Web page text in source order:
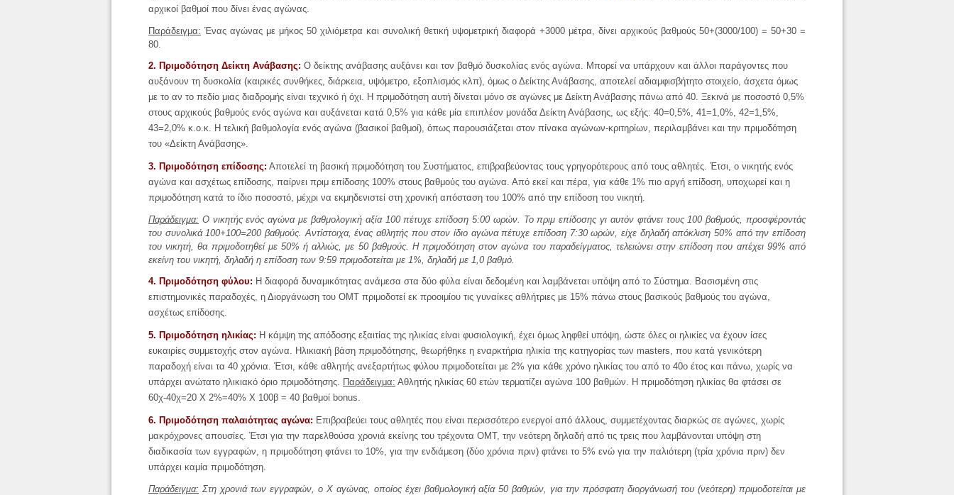
αρχικοί βαθμοί που δίνει ένας αγώνας.
Παράδειγμα: Ένας αγώνας με μήκος 50 χιλιόμετρα και συνολική θετική υψομετρική διαφορά +3000 μέτρα, δίνει αρχικούς βαθμούς 50+(3000/100) = 50+30 =
80.
2. Πριμοδότηση Δείκτη Ανάβασης: Ο δείκτης ανάβασης αυξάνει και τον βαθμό δυσκολίας ενός αγώνα. Μπορεί να υπάρχουν και άλλοι παράγοντες που
αυξάνουν τη δυσκολία (καιρικές συνθήκες, διάρκεια, υψόμετρο, εξοπλισμός κλπ), όμως ο Δείκτης Ανάβασης, αποτελεί αδιαμφισβήτητο στοιχείο, άσχετα όμως
με το αν το πεδίο μιας διαδρομής είναι τεχνικό ή όχι. Η πριμοδότηση αυτή δίνεται μόνο σε αγώνες με Δείκτη Ανάβασης πάνω από 40. Ξεκινά με ποσοστό 0,5%
στους αρχικούς βαθμούς ενός αγώνα και αυξάνεται κατά 0,5% για κάθε μία επιπλέον μονάδα Δείκτη Ανάβασης, ως εξής: 40=0,5%, 41=1,0%, 42=1,5%,
43=2,0% κ.ο.κ. Η τελική βαθμολογία ενός αγώνα (βασικοί βαθμοί), όπως παρουσιάζεται στον πίνακα αγώνων-κριτηρίων, περιλαμβάνει και την πριμοδότηση
του «Δείκτη Ανάβασης».
3. Πριμοδότηση επίδοσης: Αποτελεί τη βασική πριμοδότηση του Συστήματος, επιβραβεύοντας τους γρηγορότερους από τους αθλητές. Έτσι, ο νικητής ενός
αγώνα και ασχέτως επίδοσης, παίρνει πριμ επίδοσης 100% στους βαθμούς του αγώνα. Από εκεί και πέρα, για κάθε 1% πιο αργή επίδοση, υποχωρεί και η
πριμοδότηση κατά το ίδιο ποσοστό, μέχρι να εκμηδενιστεί στη χρονική απόσταση του 100% από την επίδοση του νικητή.
Παράδειγμα: Ο νικητής ενός αγώνα με βαθμολογική αξία 100 πέτυχε επίδοση 5:00 ωρών. Το πριμ επίδοσης γι αυτόν φτάνει τους 100 βαθμούς, προσφέροντάς
του συνολικά 100+100=200 βαθμούς. Αντίστοιχα, ένας αθλητής που στον ίδιο αγώνα πέτυχε επίδοση 7:30 ωρών, είχε δηλαδή απόκλιση 50% από την επίδοση
του νικητή, θα πριμοδοτηθεί με 50% ή αλλιώς, με 50 βαθμούς. Η πριμοδότηση στον αγώνα του παραδείγματος, τελειώνει στην επίδοση που απέχει 99% από
εκείνη του νικητή, δηλαδή η επίδοση των 9:59 πριμοδοτείται με 1%, δηλαδή με 1,0 βαθμό.
4. Πριμοδότηση φύλου: Η διαφορά δυναμικότητας ανάμεσα στα δύο φύλα είναι δεδομένη και λαμβάνεται υπόψη από το Σύστημα. Βασισμένη στις
επιστημονικές παραδοχές, η Διοργάνωση του ΟΜΤ πριμοδοτεί εκ προοιμίου τις γυναίκες αθλήτριες με 15% πάνω στους βασικούς βαθμούς του αγώνα,
ασχέτως επίδοσης.
5. Πριμοδότηση ηλικίας: Η κάμψη της απόδοσης εξαιτίας της ηλικίας είναι φυσιολογική, έχει όμως ληφθεί υπόψη, ώστε όλες οι ηλικίες να έχουν ίσες
ευκαιρίες συμμετοχής στον αγώνα. Ηλικιακή βάση πριμοδότησης, θεωρήθηκε η εναρκτήρια ηλικία της κατηγορίας των masters, που κατά γενικότερη
παραδοχή είναι τα 40 χρόνια. Έτσι, κάθε αθλητής ανεξαρτήτως φύλου πριμοδοτείται με 2% για κάθε χρόνο ηλικίας του από το 40ο έτος και πάνω, χωρίς να
υπάρχει ανώτατο ηλικιακό όριο πριμοδότησης. Παράδειγμα: Αθλητής ηλικίας 60 ετών τερματίζει αγώνα 100 βαθμών. Η πριμοδότηση ηλικίας θα φτάσει σε
60χ-40χ=20 Χ 2%=40% Χ 100β = 40 βαθμοί bonus.
6. Πριμοδότηση παλαιότητας αγώνα: Επιβραβεύει τους αθλητές που είναι περισσότερο ενεργοί από άλλους, συμμετέχοντας διαρκώς σε αγώνες, χωρίς
μακρόχρονες απουσίες. Έτσι για την παρελθούσα χρονιά εκείνης του τρέχοντα ΟΜΤ, την νεότερη δηλαδή από τις τρεις που λαμβάνονται υπόψη στη
διαδικασία των εγγραφών, η πριμοδότηση φτάνει το 10%, για την ενδιάμεση (δύο χρόνια πριν) φτάνει το 5% ενώ για την παλιότερη (τρία χρόνια πριν) δεν
υπάρχει καμία πριμοδότηση.
Παράδειγμα: Στη χρονιά των εγγραφών, ο Χ αγώνας, οποίος έχει βαθμολογική αξία 50 βαθμών, για την πρόσφατη διοργάνωσή του (νεότερη) πριμοδοτείται με